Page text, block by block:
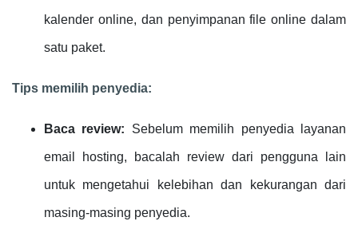
kalender online, dan penyimpanan file online dalam
satu paket.
Tips memilih penyedia:
Baca review: Sebelum memilih penyedia layanan
email hosting, bacalah review dari pengguna lain
untuk mengetahui kelebihan dan kekurangan dari
masing-masing penyedia.